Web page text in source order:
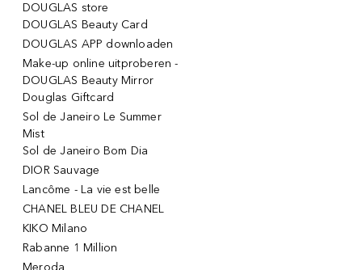
DOUGLAS store
DOUGLAS Beauty Card
DOUGLAS APP downloaden
Make-up online uitproberen -
DOUGLAS Beauty Mirror
Douglas Giftcard
Sol de Janeiro Le Summer
Mist
Sol de Janeiro Bom Dia
DIOR Sauvage
Lancôme - La vie est belle
CHANEL BLEU DE CHANEL
KIKO Milano
Rabanne 1 Million